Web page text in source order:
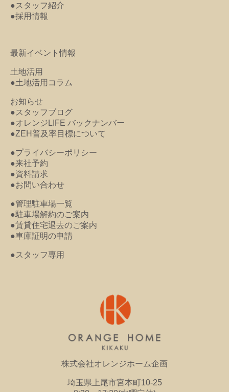
●スタッフ紹介
●採用情報
最新イベント情報
土地活用
●土地活用コラム
お知らせ
●スタッフブログ
●オレンジLIFE バックナンバー
●ZEH普及率目標について
●プライバシーポリシー
●来社予約
●資料請求
●お問い合わせ
●管理駐車場一覧
●駐車場解約のご案内
●賃貸住宅退去のご案内
●車庫証明の申請
●スタッフ専用
株式会社オレンジホーム企画
埼玉県上尾市宮本町10-25